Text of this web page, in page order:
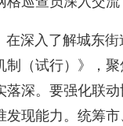
入了解城东街道
制（试行）》，
落深。要强化联
发现能力。统筹